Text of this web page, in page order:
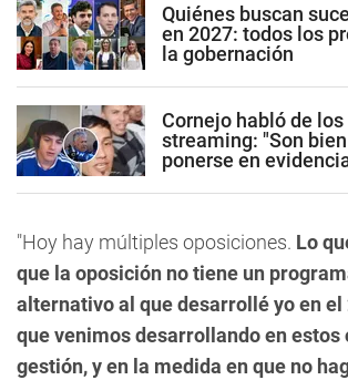
Quiénes buscan
en 2027: todos los
la gobernación
Cornejo habló de
streaming: "Son
ponerse en
"Hoy hay múltiples oposiciones. Lo
que la oposición no tiene un
alternativo al que desarrollé yo en el
que venimos desarrollando en estos
gestión, y en la medida en que no